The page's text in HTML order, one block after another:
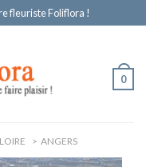
fleuriste Foliflora !
0
> ANGERS